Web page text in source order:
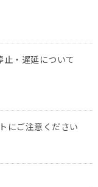
・遅延について
にご注意ください